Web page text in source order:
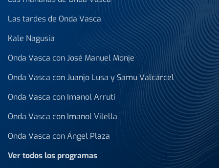
Las tardes de Onda Vasca
Kale Nagusia
Onda Vasca con José Manuel Monje
Onda Vasca con Juanjo Lusa y Samu Valcárcel
Onda Vasca con Imanol Arruti
Onda Vasca con Imanol Vilella
Onda Vasca con Ángel Plaza
Ver todos los programas